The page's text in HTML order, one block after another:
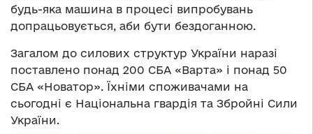
будь-яка машина в процесі випробувань
допрацьовується, аби бути бездоганною.
Загалом до силових структур України наразі
поставлено понад 200 СБА «Варта» і понад 50
СБА «Новатор». Їхніми споживачами на
сьогодні є Національна гвардія та Збройні Сили
України.